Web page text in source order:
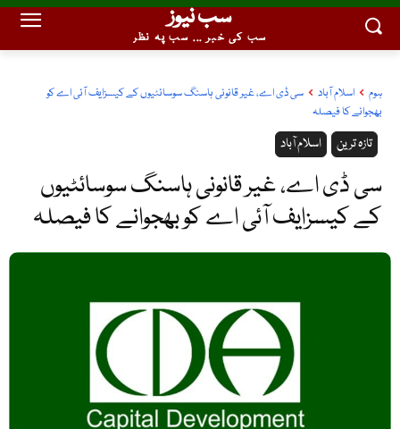
سب نیوز
سب کی خبر ... سب پہ نظر
ہوم اسلام آباد
سی ڈی اے، غیر قانونی ہاسنگ سوسائٹیوں کے کیسزایف آئی اے کو
بھجوانے کا فیصلہ
اسلام آباد تازہ ترین
سی ڈی اے، غیر قانونی ہاسنگ سوسائٹیوں
کے کیسزایف آئی اے کو بھجوانے کا فیصلہ